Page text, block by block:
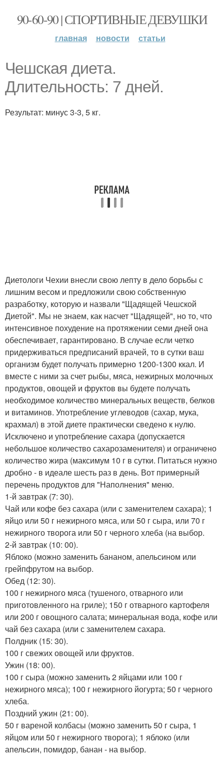
90-60-90 | СПОРТИВНЫЕ ДЕВУШКИ
главная новости статьи
Чешская диета.
Длительность: 7 дней.
Результат: минус 3-3, 5 кг.
Диетологи Чехии внесли свою лепту в дело борьбы с
лишним весом и предложили свою собственную
разработку, которую и назвали "Щадящей Чешской
Диетой". Мы не знаем, как насчет "Щадящей", но то, что
интенсивное похудение на протяжении семи дней она
обеспечивает, гарантировано. В случае если четко
придерживаться предписаний врачей, то в сутки ваш
организм будет получать примерно 1200-1300 ккал. И
вместе с ними за счет рыбы, мяса, нежирных молочных
продуктов, овощей и фруктов вы будете получать
необходимое количество минеральных веществ, белков
и витаминов. Употребление углеводов (сахар, мука,
крахмал) в этой диете практически сведено к нулю.
Исключено и употребление сахара (допускается
небольшое количество сахарозаменителя) и ограничено
количество жира (максимум 10 г в сутки. Питаться нужно
дробно - в идеале шесть раз в день. Вот примерный
перечень продуктов для "Наполнения" меню.
1-й завтрак (7: 30).
Чай или кофе без сахара (или с заменителем сахара); 1
яйцо или 50 г нежирного мяса, или 50 г сыра, или 70 г
нежирного творога или 50 г черного хлеба (на выбор.
2-й завтрак (10: 00).
Яблоко (можно заменить бананом, апельсином или
грейпфрутом на выбор.
Обед (12: 30).
100 г нежирного мяса (тушеного, отварного или
приготовленного на гриле); 150 г отварного картофеля
или 200 г овощного салата; минеральная вода, кофе или
чай без сахара (или с заменителем сахара.
Полдник (15: 30).
100 г свежих овощей или фруктов.
Ужин (18: 00).
100 г сыра (можно заменить 2 яйцами или 100 г
нежирного мяса); 100 г нежирного йогурта; 50 г черного
хлеба.
Поздний ужин (21: 00).
50 г вареной колбасы (можно заменить 50 г сыра, 1
яйцом или 50 г нежирного творога); 1 яблоко (или
апельсин, помидор, банан - на выбор.